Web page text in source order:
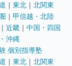
｜ 東北 ｜ 北関東
｜ 甲信越・北陸
｜ 近畿 ｜ 中国・四国
沖縄
個別指導塾
｜ 東北 ｜ 北関東